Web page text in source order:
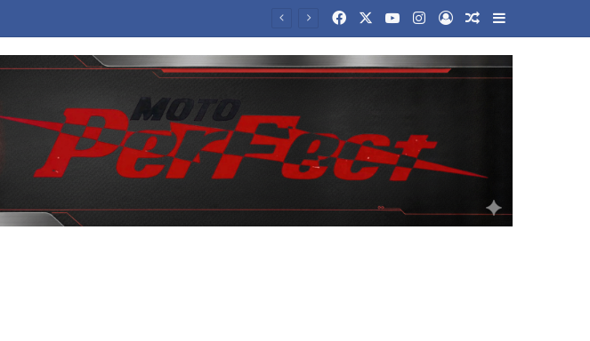
FacebookYouTubeInstagram
Log InRandom Article
Sidebar